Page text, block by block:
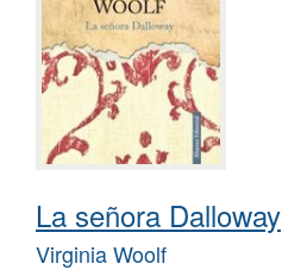
La señora Dalloway
Virginia Woolf